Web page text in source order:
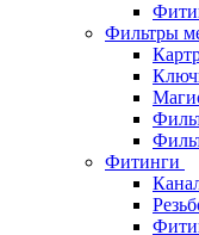
Фильтры
Фитинги